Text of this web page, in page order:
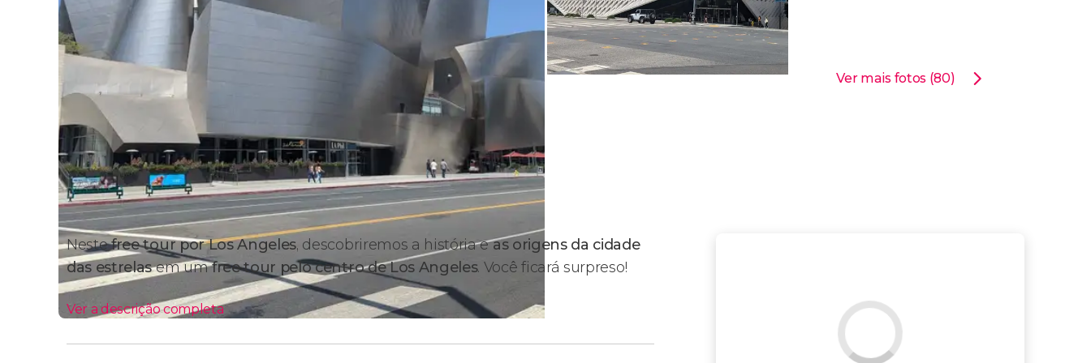
Ver mais fotos (80)
Nestefree tour por Los Angeles, descobriremos a história eas origens da cidade
das estrelasem umfree tour pelo centro de Los Angeles. Você ficará surpreso!
Ver a descrição completa